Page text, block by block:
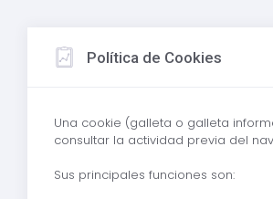
Política de Cookies
Una cookie (galleta o galleta
consultar la actividad previa del
Sus principales funciones son: